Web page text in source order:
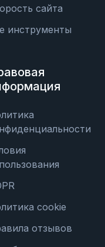
сайта
инструменты
cookie
отзывов